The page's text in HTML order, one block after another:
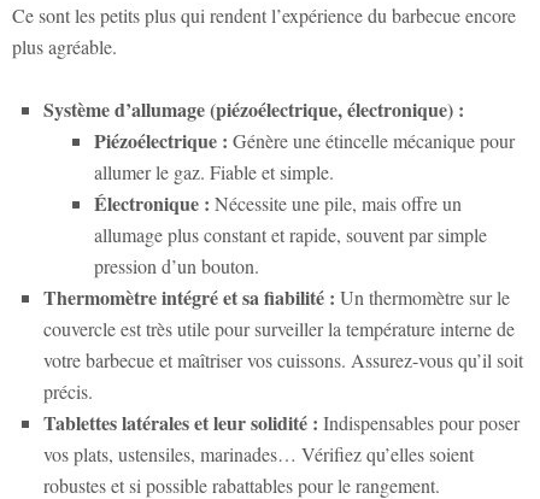
Ce sont les petits plus qui rendent l’expérience du barbecue encore
plus agréable.
Système d’allumage (piézoélectrique, électronique) :
Piézoélectrique : Génère une étincelle mécanique pour
allumer le gaz. Fiable et simple.
Électronique : Nécessite une pile, mais offre un
allumage plus constant et rapide, souvent par simple
pression d’un bouton.
Thermomètre intégré et sa fiabilité : Un thermomètre sur le
couvercle est très utile pour surveiller la température interne de
votre barbecue et maîtriser vos cuissons. Assurez-vous qu’il soit
précis.
Tablettes latérales et leur solidité : Indispensables pour poser
vos plats, ustensiles, marinades… Vérifiez qu’elles soient
robustes et si possible rabattables pour le rangement.